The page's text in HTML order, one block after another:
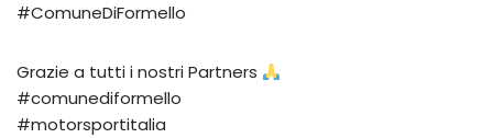
#ComuneDiFormello
Grazie a tutti i nostri Partners
#comunediformello
#motorsportitalia